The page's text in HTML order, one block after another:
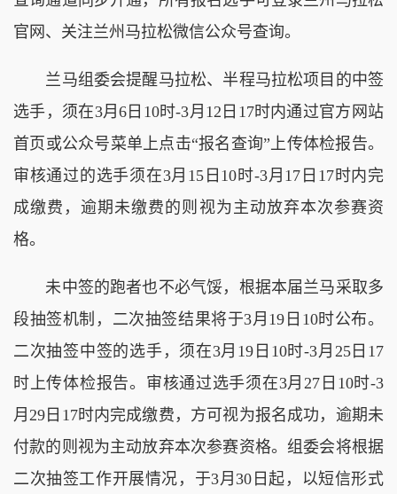
官网、关注兰州马拉松微信公众号查询。
兰马组委会提醒马拉松、半程马拉松项目的中签
选手，须在3月6日10时-3月12日17时内通过官方网站
首页或公众号菜单上点击“报名查询”上传体检报告。
审核通过的选手须在3月15日10时-3月17日17时内完
成缴费，逾期未缴费的则视为主动放弃本次参赛资
格。
未中签的跑者也不必气馁，根据本届兰马采取多
段抽签机制，二次抽签结果将于3月19日10时公布。
二次抽签中签的选手，须在3月19日10时-3月25日17
时上传体检报告。审核通过选手须在3月27日10时-3
月29日17时内完成缴费，方可视为报名成功，逾期未
付款的则视为主动放弃本次参赛资格。组委会将根据
二次抽签工作开展情况，于3月30日起，以短信形式